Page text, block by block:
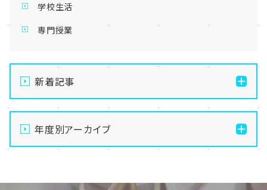
学校生活
専門授業
新着記事
【宇都宮】生徒会夏祭りを開催しました✨～第二段～
【宇都宮】生徒会夏祭りを開催しました✨～第一段～
【宇都宮】推し活ネイルも楽しんじゃいます✊💕
年度別アーカイブ
2025